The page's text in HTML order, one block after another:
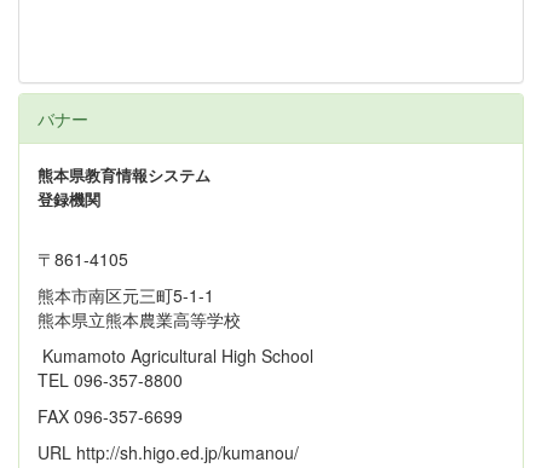
バナー
熊本県教育情報システム
登録機関
〒861‐4105
熊本市南区元三町5-1-1
熊本県立熊本農業高等学校
Kumamoto Agricultural High School
TEL 096-357-8800
FAX 096-357-6699
URL http://sh.higo.ed.jp/kumanou/